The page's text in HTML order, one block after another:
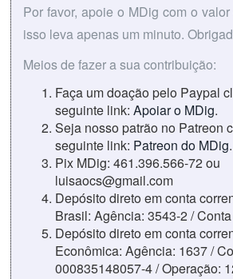
Por favor, apoie o MDig com o
isso leva apenas um minuto.
Meios de fazer a sua contribuição:
Faça um doação pelo Paypal
seguinte link: Apoiar o MDig.
Seja nosso patrão no Patreon
seguinte link: Patreon do MDig.
Pix MDig: 461.396.566-72 ou
luisaocs@gmail.com
Depósito direto em conta
Brasil: Agência: 3543-2 /
Depósito direto em conta
Econômica: Agência: 1637 /
000835148057-4 / Operação: